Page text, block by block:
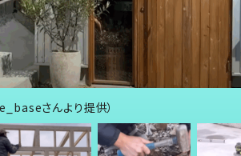
さんより提供）